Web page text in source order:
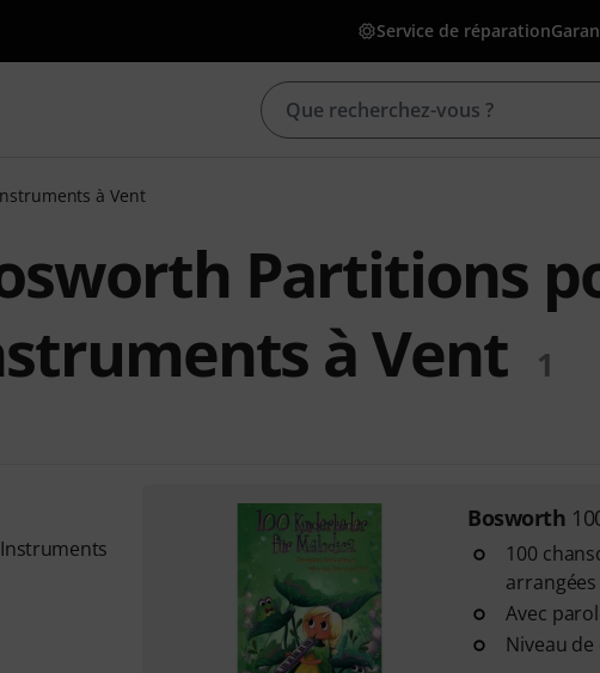
Service de réparation
à Vent
Partitions
à Vent
1
Bosworth
100
Avec
Niveau